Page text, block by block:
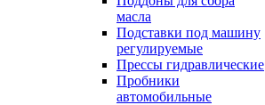
масла
Подставки под машину
регулируемые
Прессы гидравлические
Пробники
автомобильные